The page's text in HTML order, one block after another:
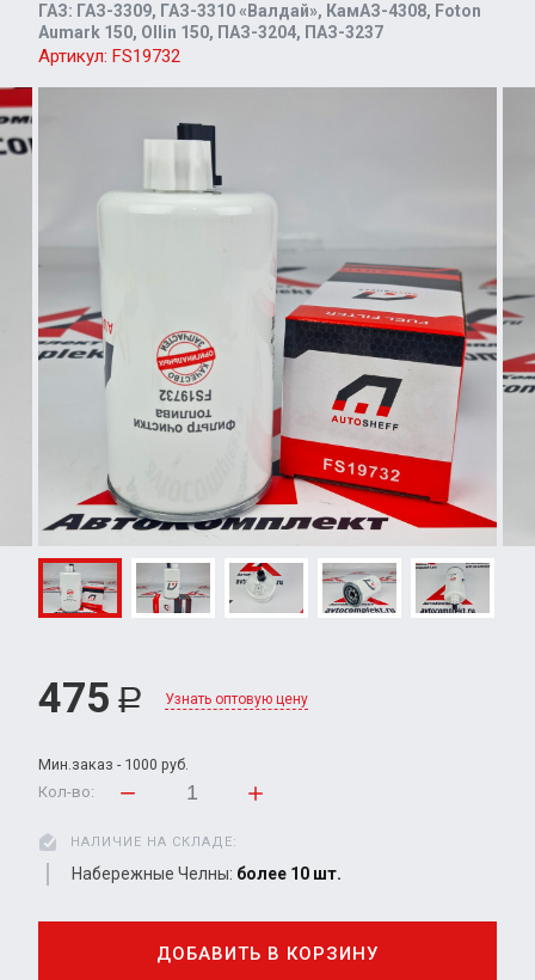
ГАЗ: ГАЗ-3309, ГАЗ-3310 «Валдай», КамАЗ-4308, Foton
Aumark 150, Ollin 150, ПАЗ-3204, ПАЗ-3237
Артикул: FS19732
475 Р Узнать оптовую цену
Мин.заказ - 1000 руб.
Кол-во:
НАЛИЧИЕ НА СКЛАДЕ:
Набережные Челны: более 10 шт.
ДОБАВИТЬ В КОРЗИНУ